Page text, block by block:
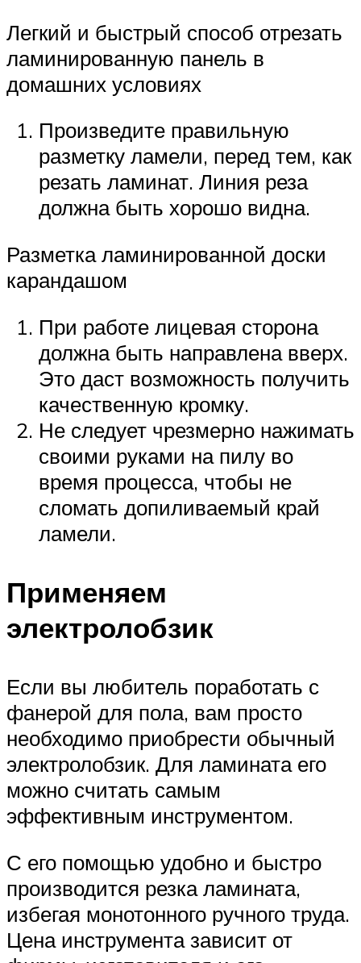
Легкий и быстрый способ отрезать
ламинированную панель в
домашних условиях
Произведите правильную
разметку ламели, перед тем, как
резать ламинат. Линия реза
должна быть хорошо видна.
Разметка ламинированной доски
карандашом
При работе лицевая сторона
должна быть направлена вверх.
Это даст возможность получить
качественную кромку.
Не следует чрезмерно нажимать
своими руками на пилу во
время процесса, чтобы не
сломать допиливаемый край
ламели.
Применяем
электролобзик
Если вы любитель поработать с
фанерой для пола, вам просто
необходимо приобрести обычный
электролобзик. Для ламината его
можно считать самым
эффективным инструментом.
С его помощью удобно и быстро
производится резка ламината,
избегая монотонного ручного труда.
Цена инструмента зависит от